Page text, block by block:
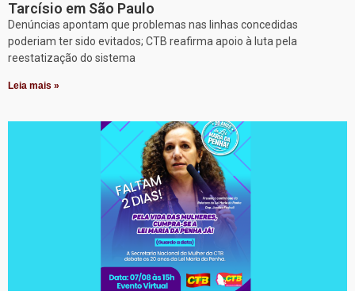
Tarcísio em São Paulo
Denúncias apontam que problemas nas linhas concedidas
poderiam ter sido evitados; CTB reafirma apoio à luta pela
reestatização do sistema
Leia mais »